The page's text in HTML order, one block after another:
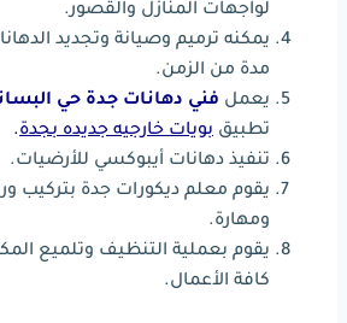
لواجهات المنازل والقصور.
يمكنه ترميم وصيانة وتجديد
مدة من الزمن.
يعمل فني دهانات جدة حي
تطبيق بويات خارجيه جديده بجدة.
تنفيذ دهانات أيبوكسي للأرضيات.
يقوم معلم ديكورات جدة بتركيب
ومهارة.
يقوم بعملية التنظيف وتلميع
كافة الأعمال.